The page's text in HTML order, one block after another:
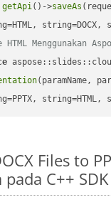
getApi()->saveAs
Menggunakan
(paramName,
string=HTML,
Files to
C++ SDK